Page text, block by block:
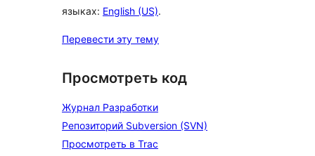
языках: English (US).
Перевести эту тему
Просмотреть код
Журнал Разработки
Репозиторий Subversion (SVN)
Просмотреть в Trac